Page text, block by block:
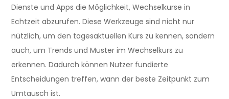
Dienste und Apps die Möglichkeit, Wechselkurse in
Echtzeit abzurufen. Diese Werkzeuge sind nicht nur
nützlich, um den tagesaktuellen Kurs zu kennen, sondern
auch, um Trends und Muster im Wechselkurs zu
erkennen. Dadurch können Nutzer fundierte
Entscheidungen treffen, wann der beste Zeitpunkt zum
Umtausch ist.